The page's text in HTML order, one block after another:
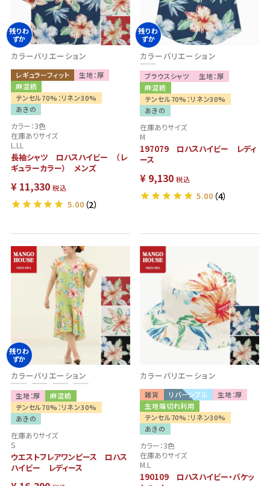
カラーバリエーション
レギュラーフィット
生地：厚
麻混紡
テンセル70%：リネン30%
あきの
残りわ
ずか
カラー：3色
在庫ありサイズ
L.LL
長袖シャツ ロハスハイビー （レ
ギュラーカラー） メンズ
¥ 11,330 税込
5.00 （2）
カラーバリエーション
ブラウスシャツ
生地：厚
麻混紡
テンセル70%：リネン30%
あきの
残りわ
ずか
在庫ありサイズ
M
197079 ロハスハイビー レディ
ース
¥ 9,130 税込
5.00 （4）
カラーバリエーション
生地：厚
麻混紡
テンセル70%：リネン30%
あきの
残りわ
ずか
在庫ありサイズ
S
ウエストフレアワンピース ロハス
ハイビー レディース
カラーバリエーション
雑貨 リバーシブル
生地：厚
生地端切れ利用
テンセル70%：リネン30%
あきの
カラー：3色
在庫ありサイズ
M.L
190109 ロハスハイビー・バケッ